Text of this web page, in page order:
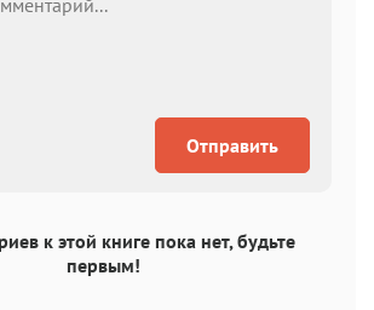
Отправить
к этой книге пока нет, будьте
первым!